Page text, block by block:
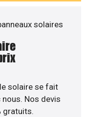
solaire se fait
Nos devis
gratuits.